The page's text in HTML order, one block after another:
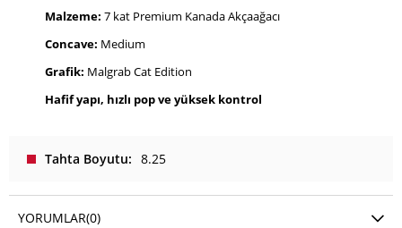
Malzeme: 7 kat Premium Kanada Akçaağacı
Concave: Medium
Grafik: Malgrab Cat Edition
Hafif yapı, hızlı pop ve yüksek kontrol
Tahta Boyutu 8.25
YORUMLAR(0)